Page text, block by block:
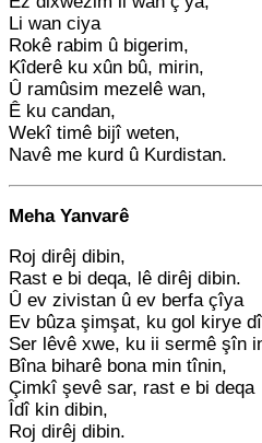
Li wan ciya
Rokê rabim û bigerim,
Kîderê ku xûn bû, mirin,
Û ramûsim mezelê wan,
Ê ku candan,
Wekî timê bijî weten,
Navê me kurd û Kurdistan.
Meha Yanvarê
Roj dirêj dibin,
Rast e bi deqa, lê dirêj dibin.
Û ev zivistan û ev berfa çîya
Ev bûza şimşat, ku gol kirye
Ser lêvê xwe, ku ii sermê şîn
Bîna biharê bona min tînin,
Çimkî şevê sar, rast e bi deqa
Îdî kin dibin,
Roj dirêj dibin.